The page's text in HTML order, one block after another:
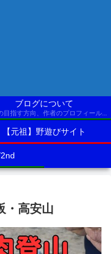
ブログについて
ブログの目指す方向、作者のプロフィールなど
【元祖】野遊びサイト
・高安山